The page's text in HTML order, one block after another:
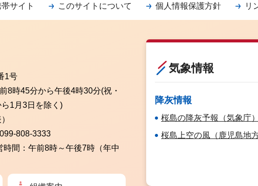
サイト このサイトについて 個人情報保護方針 リ
1号
8時45分から午後4時30分(祝・
1月3日を除く)
099-808-3333
時間：午前8時～午後7時（年中
気象情報
降灰情報
桜島の降灰予報（気象庁）
桜島上空の風（鹿児島地